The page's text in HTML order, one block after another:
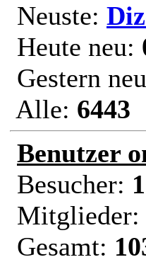
Neuste:
Heute neu:
Gestern
Alle: 6443
Benutzer
Besucher:
Mitglieder:
Gesamt: